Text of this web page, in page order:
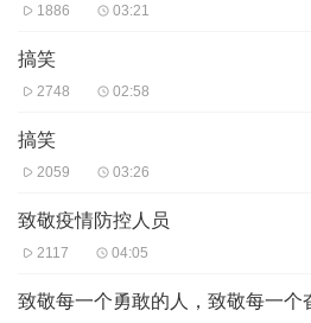
1886 03:21
搞笑
2748 02:58
搞笑
2059 03:26
致敬疫情防控人员
2117 04:05
致敬每一个勇敢的人，致敬每一个